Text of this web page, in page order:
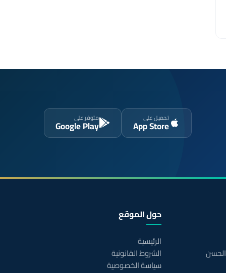
تحميل على
App Store
متوفر على
Google Play
حول الموقع
الرئيسية
الشروط القانونية
سياسة الخصوصية